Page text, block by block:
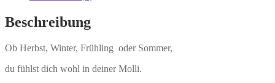
54
Menge
Beschreibung
Ob Herbst, Winter, Frühling oder Sommer,
du fühlst dich wohl in deiner Molli.